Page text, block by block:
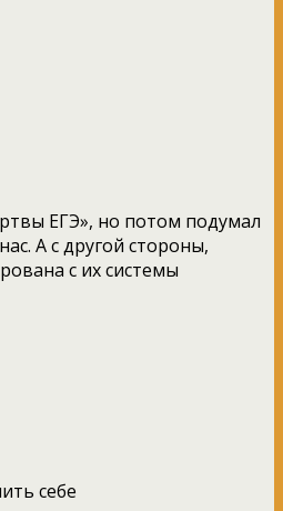
ЕГЭ», но потом подумал
А с другой стороны,
с их системы
себе